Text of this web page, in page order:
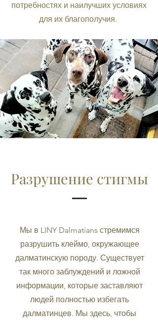
потребностях и наилучших условиях
для их благополучия.
Разрушение стигмы
Мы в LINY Dalmatians стремимся
разрушить клеймо, окружающее
далматинскую породу. Существует
так много заблуждений и ложной
информации, которые заставляют
людей полностью избегать
далматинцев. Мы здесь, чтобы